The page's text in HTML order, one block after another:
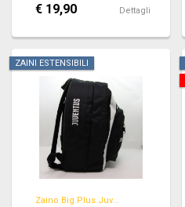
€ 19,90 Dettagli
ZAINI ESTENSIBILI
Zaino Big Plus Juv...